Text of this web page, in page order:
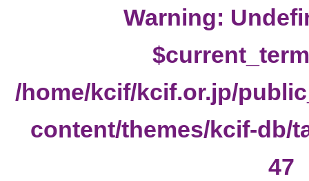
Warning:
/home/kcif/kcif.or.jp/
content/themes/kcif-db/
47